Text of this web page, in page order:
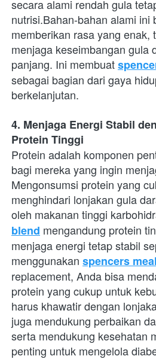
secara alami rendah gula
nutrisi.Bahan-bahan alami ini
memberikan rasa yang enak,
menjaga keseimbangan gula
panjang. Ini membuat
sebagai bagian dari gaya
berkelanjutan.
4. Menjaga Energi Stabil
Protein Tinggi
Protein adalah komponen
bagi mereka yang ingin
Mengonsumsi protein yang
menghindari lonjakan gula
oleh makanan tinggi
blend mengandung protein
menjaga energi tetap stabil
menggunakan spencers
replacement, Anda bisa
protein yang cukup untuk
harus khawatir dengan
juga mendukung perbaikan
serta mendukung kesehatan
penting untuk mengelola